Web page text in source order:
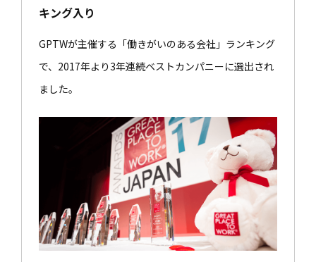
キング入り
GPTWが主催する「働きがいのある会社」ランキング
で、2017年より3年連続ベストカンパニーに選出され
ました。